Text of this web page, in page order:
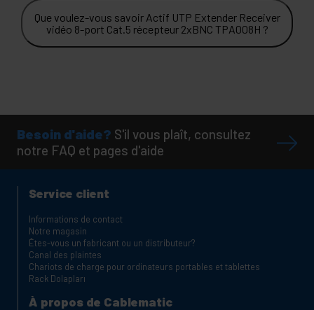
Que voulez-vous savoir Actif UTP Extender Receiver
vidéo 8-port Cat.5 récepteur 2xBNC TPA008H ?
Besoin d'aide? S'il vous plaît, consultez
notre FAQ et pages d'aide
Service client
Informations de contact
Notre magasin
Êtes-vous un fabricant ou un distributeur?
Canal des plaintes
Chariots de charge pour ordinateurs portables et tablettes
Rack Dolapları
À propos de Cablematic